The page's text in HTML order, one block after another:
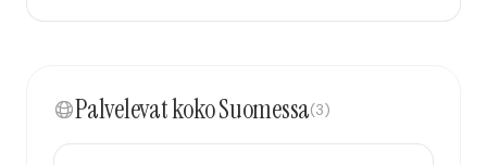
mahdollisuus että palveluita käytän”
Palvelevat koko Suomessa(3)